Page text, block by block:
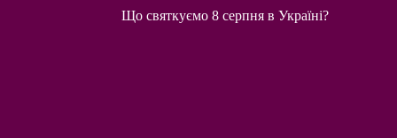
Що святкуємо 8 серпня в Україні?